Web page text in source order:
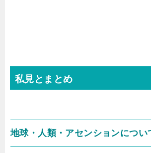
私見とまとめ
地球・人類・アセンションについ